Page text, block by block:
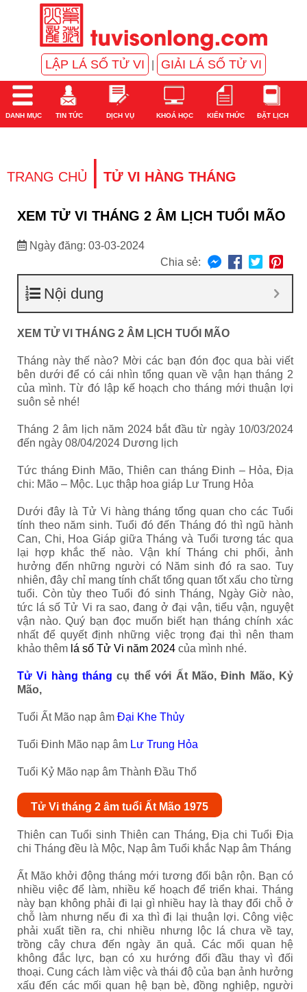
LẬP LÁ SỐ TỬ VI GIẢI LÁ SỐ TỬ VI
DANH MỤC TIN TỨC DỊCH VỤ KHOÁ HỌC KIẾN THỨC ĐẶT LỊCH
TRANG CHỦ | TỬ VI HÀNG THÁNG
XEM TỬ VI THÁNG 2 ÂM LỊCH TUỔI MÃO
Ngày đăng: 03-03-2024
Chia sẻ:
Nội dung
XEM TỬ VI THÁNG 2 ÂM LỊCH TUỔI MÃO
Tháng này thế nào? Mời các bạn đón đọc qua bài viết
bên dưới để có cái nhìn tổng quan về vận hạn tháng 2
của mình. Từ đó lập kế hoạch cho tháng mới thuận lợi
suôn sẻ nhé!
Tháng 2 âm lịch năm 2024 bắt đầu từ ngày 10/03/2024
đến ngày 08/04/2024 Dương lịch
Tức tháng Đinh Mão, Thiên can tháng Đinh – Hỏa, Địa
chi: Mão – Mộc. Lục thập hoa giáp Lư Trung Hỏa
Dưới đây là Tử Vi hàng tháng tổng quan cho các Tuổi
tính theo năm sinh. Tuổi đó đến Tháng đó thì ngũ hành
Can, Chi, Hoa Giáp giữa Tháng và Tuổi tương tác qua
lại hợp khắc thế nào. Vận khí Tháng chi phối, ảnh
hưởng đến những người có Năm sinh đó ra sao. Tuy
nhiên, đây chỉ mang tính chất tổng quan tốt xấu cho từng
tuổi. Còn tùy theo Tuổi đó sinh Tháng, Ngày Giờ nào,
tức lá số Tử Vi ra sao, đang ở đại vận, tiểu vận, nguyệt
vận nào. Quý bạn đọc muốn biết hạn tháng chính xác
nhất để quyết định những việc trọng đại thì nên tham
khảo thêm lá số Tử Vi năm 2024 của mình nhé.
Tử Vi hàng tháng cụ thể với Ất Mão, Đinh Mão, Kỷ
Mão,
Tuổi Ất Mão nạp âm Đại Khe Thủy
Tuổi Đinh Mão nạp âm Lư Trung Hỏa
Tuổi Kỷ Mão nạp âm Thành Đầu Thổ
Tử Vi tháng 2 âm tuổi Ất Mão 1975
Thiên can Tuổi sinh Thiên can Tháng, Địa chi Tuổi Địa
chi Tháng đều là Mộc, Nạp âm Tuổi khắc Nạp âm Tháng
Ất Mão khởi động tháng mới tương đối bận rộn. Bạn có
nhiều việc để làm, nhiều kế hoạch để triển khai. Tháng
này bạn không phải đi lại gì nhiều hay là thay đổi chỗ ở
chỗ làm nhưng nếu đi xa thì đi lại thuận lợi. Công việc
phải xuất tiền ra, chi nhiều nhưng lộc lá chưa về tay,
trồng cây chưa đến ngày ăn quả. Các mối quan hệ
không đắc lực, bạn có xu hướng đối đầu thay vì đối
thoại. Cung cách làm việc và thái độ của bạn ảnh hưởng
xấu đến các mối quan hệ bạn bè, đồng nghiệp, người